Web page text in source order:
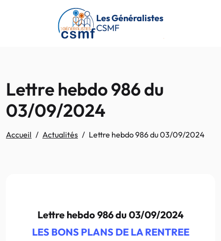
Passer au contenu principal
Les Généralistes
CSMF
Lettre hebdo 986 du
03/09/2024
Accueil Actualités Lettre hebdo 986 du 03/09/2024
Lettre hebdo 986du 03/09/2024
LES BONS PLANS DE LA RENTREE